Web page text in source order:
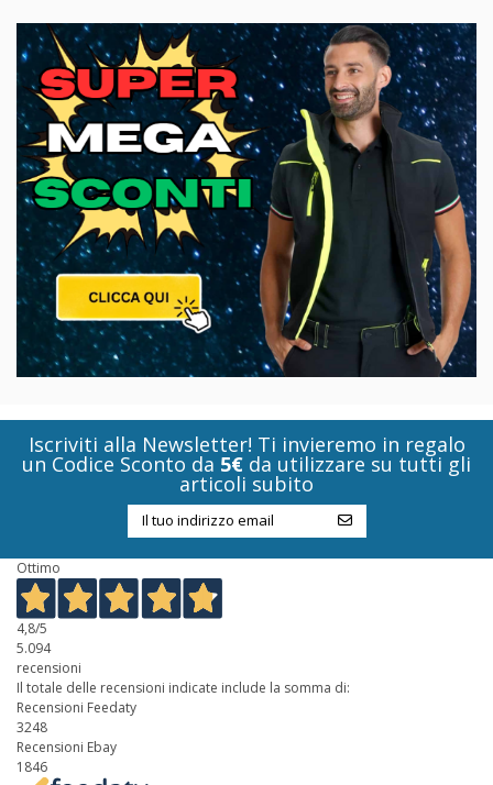
Iscriviti alla Newsletter! Ti invieremo in regalo
un Codice Sconto da 5€ da utilizzare su tutti gli
articoli subito
Ottimo
4,8/5
5.094
recensioni
Il totale delle recensioni indicate include la somma di:
Recensioni Feedaty
3248
Recensioni Ebay
1846